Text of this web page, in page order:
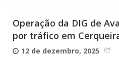
Operação da DIG de
por tráfico em
12 de dezembro, 2025